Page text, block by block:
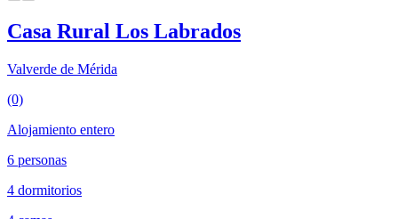
Casa Rural Los Labrados
Valverde de Mérida
(0)
Alojamiento entero
6 personas
4 dormitorios